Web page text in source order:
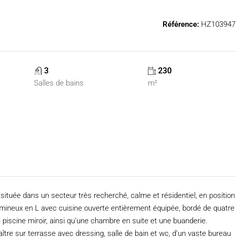
Référence: HZ103947
3
Salles de bains
230
m²
dans un secteur très recherché, calme et résidentiel, en position
en L avec cuisine ouverte entièrement équipée, bordé de quatre
miroir, ainsi qu’une chambre en suite et une buanderie.
sur terrasse avec dressing, salle de bain et wc, d’un vaste bureau